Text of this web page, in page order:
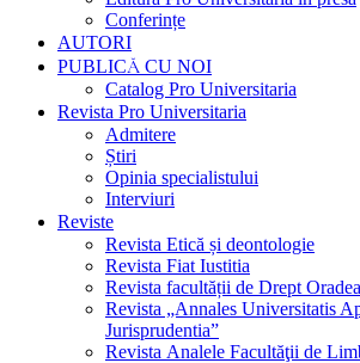
Conferințe
AUTORI
PUBLICĂ CU NOI
Catalog Pro Universitaria
Revista Pro Universitaria
Admitere
Știri
Opinia specialistului
Interviuri
Reviste
Revista Etică și deontologie
Revista Fiat Iustitia
Revista facultății de Drept Oradea
Revista „Annales Universitatis
Jurisprudentia”
Revista Analele Facultăţii de